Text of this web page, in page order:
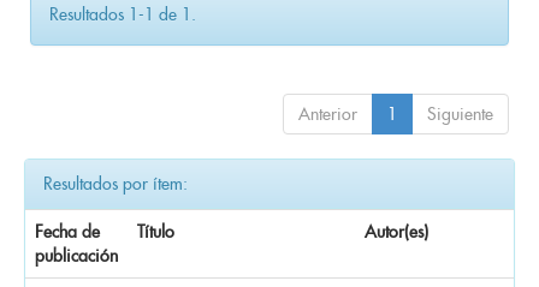
Resultados 1-1 de 1.
Anterior 1 Siguiente
Resultados por ítem:
Fecha de
publicación
Título Autor(es)